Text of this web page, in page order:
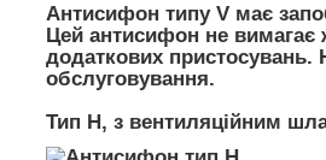
Антисифон типу V має
Цей антисифон не вимагає
додаткових пристосувань.
обслуговування.
Тип H, з вентиляційним